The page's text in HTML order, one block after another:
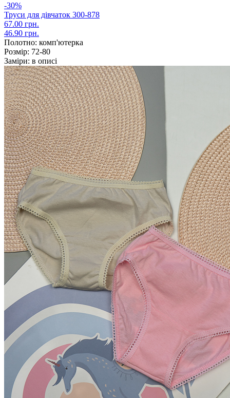
-30%
Труси для дівчаток 300-878
67.00 грн.
46.90 грн.
Полотно: комп'ютерка
Розмір: 72-80
Заміри: в описі